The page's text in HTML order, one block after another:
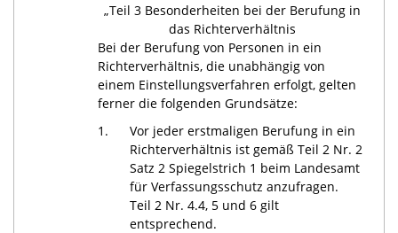
„Teil 3 Besonderheiten bei der Berufung in
das Richterverhältnis
Bei der Berufung von Personen in ein
Richterverhältnis, die unabhängig von
einem Einstellungsverfahren erfolgt, gelten
ferner die folgenden Grundsätze:
1.
Vor jeder erstmaligen Berufung in ein
Richterverhältnis ist gemäß Teil 2 Nr. 2
Satz 2 Spiegelstrich 1 beim Landesamt
für Verfassungsschutz anzufragen.
Teil 2 Nr. 4.4, 5 und 6 gilt
entsprechend.